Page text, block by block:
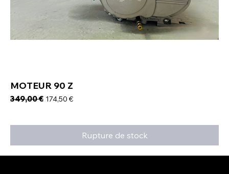
MOTEUR 90 Z
Prix original
349,00 € Prix promotionnel
174,50 €
Rupture de stock